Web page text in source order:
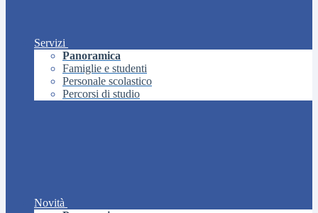
Servizi
Panoramica
Famiglie e studenti
Personale scolastico
Percorsi di studio
Novità